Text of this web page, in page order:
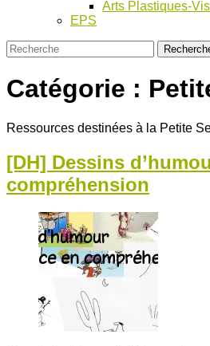
Arts Plastiques-
EPS
Catégorie :
Ressources destinées à la Petite
[DH] Dessins
compréhension